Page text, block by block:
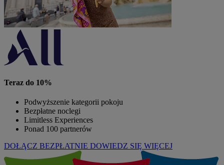
Teraz do 10%
Podwyższenie kategorii pokoju
Bezpłatne noclegi
Limitless Experiences
Ponad 100 partnerów
DOŁĄCZ BEZPŁATNIE DOWIEDZ SIĘ WIĘCEJ